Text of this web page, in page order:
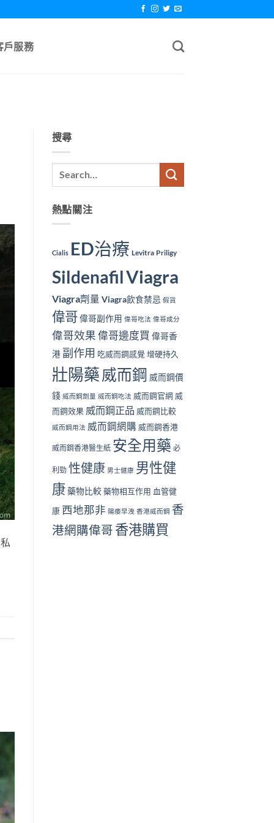
戶服務
搜尋
熱點關注
Cialis ED治療 Levitra Priligy
SildenafilViagra
Viagra劑量 Viagra飲食禁忌 假貨
偉哥 偉哥副作用 偉哥吃法 偉哥成分
偉哥效果偉哥邊度買 偉哥香
港 副作用 吃威而鋼感覺 增硬持久
壯陽藥 威而鋼 威而鋼價
錢 威而鋼劑量 威而鋼吃法 威而鋼官網 威
而鋼效果 威而鋼正品 威而鋼比較
威而鋼用法 威而鋼網購 威而鋼香港
威而鋼香港醫生紙 安全用藥 必
利勁 性健康 男士健康 男性健
康 藥物比較 藥物相互作用 血管健
康 西地那非 陽痿早洩 香港威而鋼 香
港網購偉哥 香港購買